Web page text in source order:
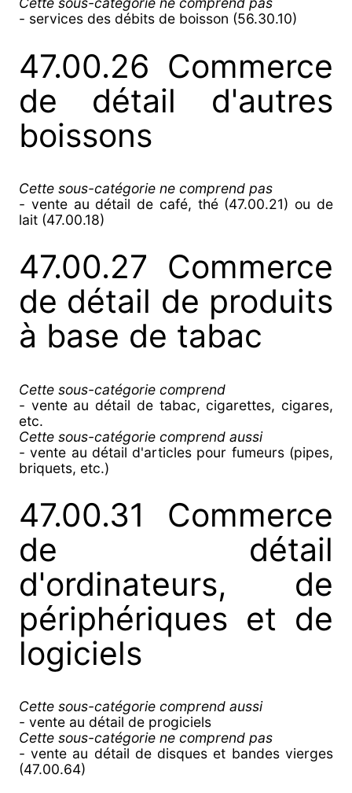
- services des débits de boisson (56.30.10)
47.00.26 Commerce
de détail d'autres
boissons
Cette sous-catégorie ne comprend pas
- vente au détail de café, thé (47.00.21) ou de
lait (47.00.18)
47.00.27 Commerce
de détail de produits
à base de tabac
Cette sous-catégorie comprend
- vente au détail de tabac, cigarettes, cigares,
etc.
Cette sous-catégorie comprend aussi
- vente au détail d'articles pour fumeurs (pipes,
briquets, etc.)
47.00.31 Commerce
de détail
d'ordinateurs, de
périphériques et de
logiciels
Cette sous-catégorie comprend aussi
- vente au détail de progiciels
Cette sous-catégorie ne comprend pas
- vente au détail de disques et bandes vierges
(47.00.64)